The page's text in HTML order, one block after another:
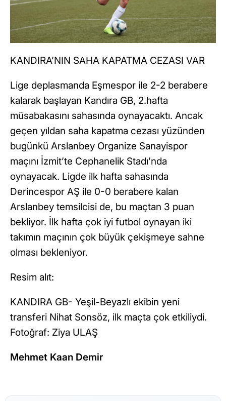
KANDIRA’NIN SAHA KAPATMA CEZASI VAR
Lige deplasmanda Eşmespor ile 2-2 berabere
kalarak başlayan Kandıra GB, 2.hafta
müsabakasını sahasında oynayacaktı. Ancak
geçen yıldan saha kapatma cezası yüzünden
bugünkü Arslanbey Organize Sanayispor
maçını İzmit’te Cephanelik Stadı’nda
oynayacak. Ligde ilk hafta sahasında
Derincespor AŞ ile 0-0 berabere kalan
Arslanbey temsilcisi de, bu maçtan 3 puan
bekliyor. İlk hafta çok iyi futbol oynayan iki
takımın maçının çok büyük çekişmeye sahne
olması bekleniyor.
Resim alıt:
KANDIRA GB- Yeşil-Beyazlı ekibin yeni
transferi Nihat Sonsöz, ilk maçta çok etkiliydi.
Fotoğraf: Ziya ULAŞ
Mehmet Kaan Demir